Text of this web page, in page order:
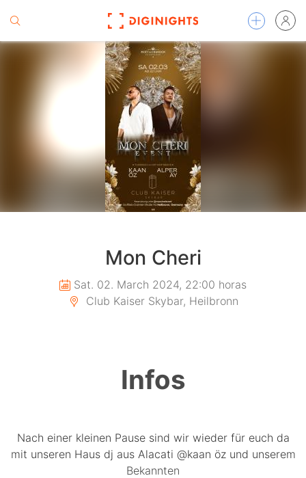
Mon Cheri
Sat. 02. March 2024, 22:00 horas
Club Kaiser Skybar, Heilbronn
Infos
Nach einer kleinen Pause sind wir wieder für euch da
mit unseren Haus dj aus Alacati @kaan öz und unserem
Bekannten